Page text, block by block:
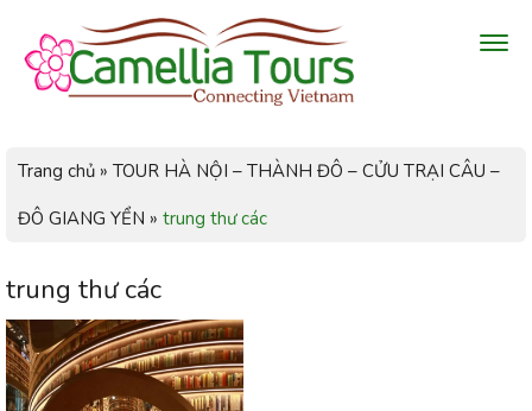
Trang chủ » TOUR HÀ NỘI – THÀNH ĐÔ – CỬU TRẠI CÂU –
ĐÔ GIANG YỂN » trung thư các
trung thư các